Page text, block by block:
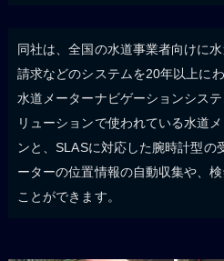
同社は、全国の水道事業者向けに
請求などのシステムを20年以上に
水道メーターナビゲーションシス
リューションで使われている水道
ンと、SLASに対応した腕時計型の
ーターの位置情報の自動収集や、
ことができます。